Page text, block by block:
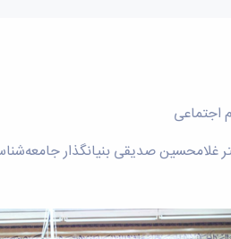
اجتماعی
غلامحسین صدیقی بنیانگذار